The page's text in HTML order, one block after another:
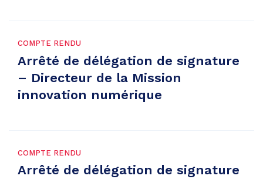
COMPTE RENDU
Arrêté de délégation de signature
– Directeur de la Mission
innovation numérique
COMPTE RENDU
Arrêté de délégation de signature